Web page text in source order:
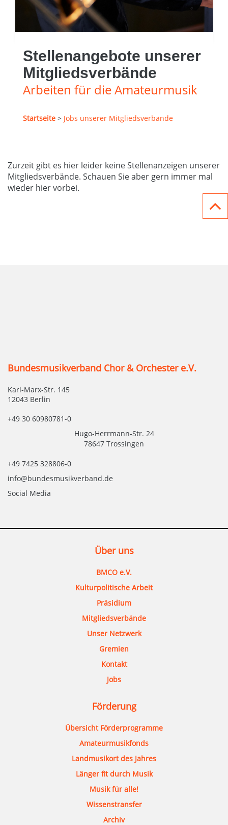
Stellenangebote unserer
Mitgliedsverbände
Arbeiten für die Amateurmusik
Startseite > Jobs unserer Mitgliedsverbände
Zurzeit gibt es hier leider keine Stellenanzeigen unserer
Mitgliedsverbände. Schauen Sie aber gern immer mal
wieder hier vorbei.
Bundesmusikverband Chor & Orchester e.V.
Karl-Marx-Str. 145
12043 Berlin
+49 30 60980781-0
Hugo-Herrmann-Str. 24
78647 Trossingen
+49 7425 328806-0
info@bundesmusikverband.de
Social Media
Über uns
BMCO e.V.
Kulturpolitische Arbeit
Präsidium
Mitgliedsverbände
Unser Netzwerk
Gremien
Kontakt
Jobs
Förderung
Übersicht Förderprogramme
Amateurmusikfonds
Landmusikort des Jahres
Länger fit durch Musik
Musik für alle!
Wissenstransfer
Archiv